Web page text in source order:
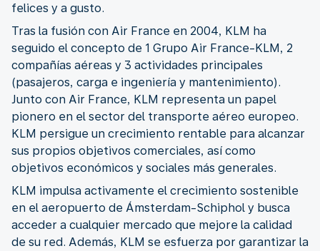
felices y a gusto.
Tras la fusión con Air France en 2004, KLM ha
seguido el concepto de 1 Grupo Air France-KLM, 2
compañías aéreas y 3 actividades principales
(pasajeros, carga e ingeniería y mantenimiento).
Junto con Air France, KLM representa un papel
pionero en el sector del transporte aéreo europeo.
KLM persigue un crecimiento rentable para alcanzar
sus propios objetivos comerciales, así como
objetivos económicos y sociales más generales.
KLM impulsa activamente el crecimiento sostenible
en el aeropuerto de Ámsterdam-Schiphol y busca
acceder a cualquier mercado que mejore la calidad
de su red. Además, KLM se esfuerza por garantizar la